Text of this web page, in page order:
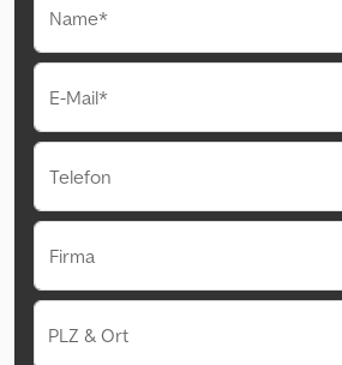
Name*
E-Mail*
Telefon
Firma
PLZ & Ort